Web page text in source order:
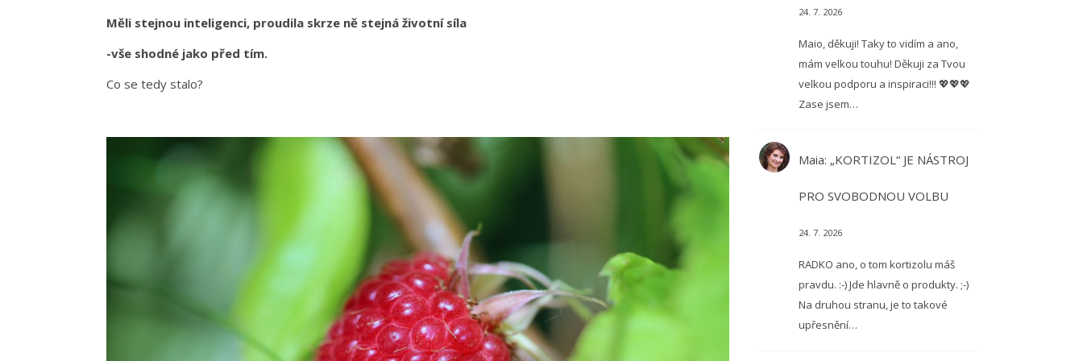
Měli stejnou inteligenci, proudila skrze ně stejná životní síla
-vše shodné jako před tím.
Co se tedy stalo?
24. 7. 2026
Maio, děkuji! Taky to vidím a ano,
mám velkou touhu! Děkuji za Tvou
velkou podporu a inspiraci!!! 💖💖💖
Zase jsem…
Maia: „KORTIZOL“ JE NÁSTROJ
PRO SVOBODNOU VOLBU
24. 7. 2026
RADKO ano, o tom kortizolu máš
pravdu. :-) Jde hlavně o produkty. ;-)
Na druhou stranu, je to takové
upřesnění…